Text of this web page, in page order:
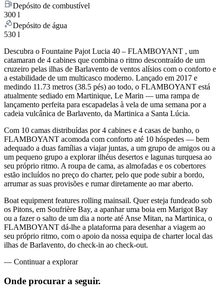
Depósito de combustível
300 l
Depósito de água
530 l
Descubra o Fountaine Pajot Lucia 40 – FLAMBOYANT , um
catamaran de 4 cabines que combina o ritmo descontraído de um
cruzeiro pelas ilhas de Barlavento de ventos alísios com o conforto e
a estabilidade de um multicasco moderno. Lançado em 2017 e
medindo 11.73 metros (38.5 pés) ao todo, o FLAMBOYANT está
atualmente sediado em Martinique, Le Marin — uma rampa de
lançamento perfeita para escapadelas à vela de uma semana por a
cadeia vulcânica de Barlavento, da Martinica a Santa Lúcia.
Com 10 camas distribuídas por 4 cabines e 4 casas de banho, o
FLAMBOYANT acomoda com conforto até 10 hóspedes — bem
adequado a duas famílias a viajar juntas, a um grupo de amigos ou a
um pequeno grupo a explorar ilhéus desertos e lagunas turquesa ao
seu próprio ritmo. A roupa de cama, as almofadas e os cobertores
estão incluídos no preço do charter, pelo que pode subir a bordo,
arrumar as suas provisões e rumar diretamente ao mar aberto.
Boat equipment features rolling mainsail. Quer esteja fundeado sob
os Pitons, em Soufrière Bay, a apanhar uma boia em Marigot Bay
ou a fazer o salto de um dia a norte até Anse Mitan, na Martinica, o
FLAMBOYANT dá-lhe a plataforma para desenhar a viagem ao
seu próprio ritmo, com o apoio da nossa equipa de charter local das
ilhas de Barlavento, do check-in ao check-out.
— Continuar a explorar
Onde procurar a seguir.